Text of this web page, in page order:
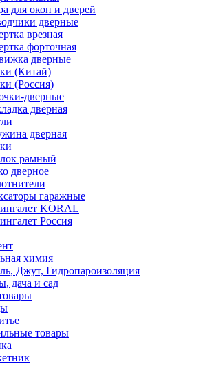
для окон и дверей
дверные
врезная
форточная
дверные
(Китай)
(Россия)
дверные
дверная
дверная
рамный
дверное
гаражные
KORAL
Россия
химия
Джут, Гидропароизоляция
дача и сад
товары